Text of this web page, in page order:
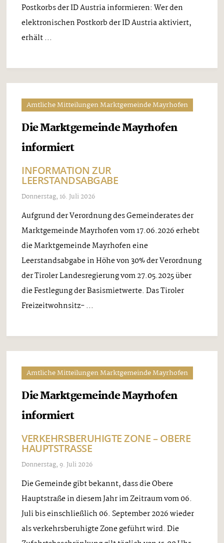
Postkorbs der ID Austria informieren: Wer den
elektronischen Postkorb der ID Austria aktiviert,
erhält ...
Amtliche Mitteilungen Marktgemeinde Mayrhofen
Die Marktgemeinde Mayrhofen
informiert
INFORMATION ZUR
LEERSTANDSABGABE
Donnerstag, 16. Juli 2026
Aufgrund der Verordnung des Gemeinderates der
Marktgemeinde Mayrhofen vom 17.06.2026 erhebt
die Marktgemeinde Mayrhofen eine
Leerstandsabgabe in Höhe von 30% der Verordnung
der Tiroler Landesregierung vom 27.05.2025 über
die Festlegung der Basismietwerte. Das Tiroler
Freizeitwohnsitz- ...
Amtliche Mitteilungen Marktgemeinde Mayrhofen
Die Marktgemeinde Mayrhofen
informiert
VERKEHRSBERUHIGTE ZONE – OBERE
HAUPTSTRASSE
Donnerstag, 9. Juli 2026
Die Gemeinde gibt bekannt, dass die Obere
Hauptstraße in diesem Jahr im Zeitraum vom 06.
Juli bis einschließlich 06. September 2026 wieder
als verkehrsberuhigte Zone geführt wird. Die